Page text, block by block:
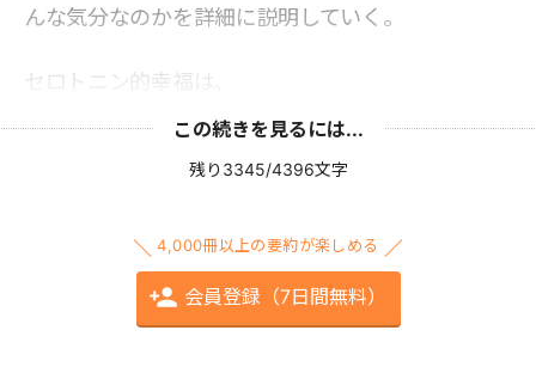
んな気分なのかを詳細に説明していく。
セロトニン的幸福は、
この続きを見るには...
残り3345/4396文字
4,000冊以上の要約が楽しめる
会員登録（7日間無料）